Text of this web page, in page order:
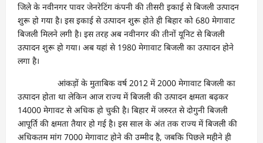
जिले के नवीनगर पावर जेनरेटिंग कंपनी की तीसरी इकाई से बिजली उत्पादन
शुरू हो गया है। इस इकाई से उत्पादन शुरू होते ही बिहार को 680 मेगावाट
बिजली मिलने लगी है। इस तरह अब नवीनगर की तीनों यूनिट से बिजली
उत्पादन शुरू हो गया। अब यहां से 1980 मेगावाट बिजली का उत्पादन होने
लगा है।
आंकड़ों के मुताबिक वर्ष 2012 में 2000 मेगावाट बिजली का
उत्पादन होता था लेकिन आज राज्य में बिजली की उत्पादन क्षमता बढ़कर
14000 मेगावट से अधिक हो चुकी है। बिहार में जरुरत से दोगुनी बिजली
आपूर्ति की क्षमता तैयार हो गई है। इस साल के अंत तक राज्य में बिजली की
अधिकतम मांग 7000 मेगावाट होने की उम्मीद है, जबकि पिछले महीने ही